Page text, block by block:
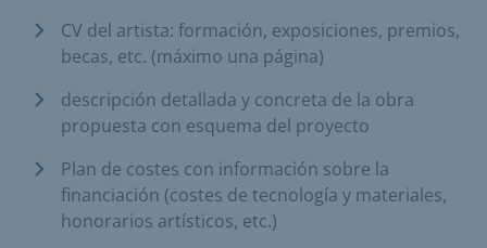
CV del artista: formación, exposiciones, premios,
becas, etc. (máximo una página)
descripción detallada y concreta de la obra
propuesta con esquema del proyecto
Plan de costes con información sobre la
financiación (costes de tecnología y materiales,
honorarios artísticos, etc.)